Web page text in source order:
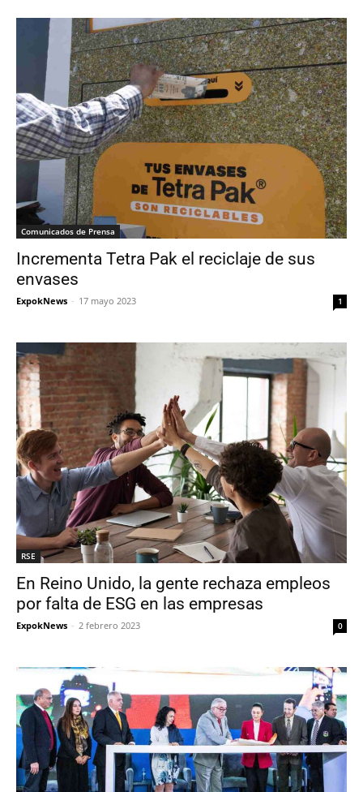
Comunicados de Prensa
Incrementa Tetra Pak el reciclaje de sus
envases
ExpokNews - 17 mayo 2023 1
RSE
En Reino Unido, la gente rechaza empleos
por falta de ESG en las empresas
ExpokNews - 2 febrero 2023 0